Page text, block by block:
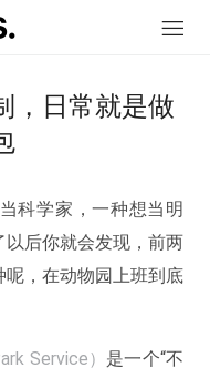
，日常就是做
科学家，一种想当明
后你就会发现，前两
，在动物园上班到底
Service） 是一个“不